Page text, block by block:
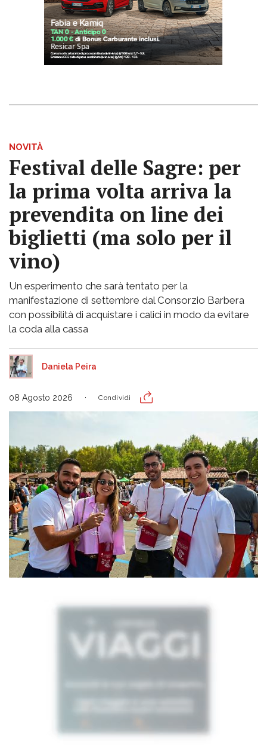
NOVITÀ
Festival delle Sagre: per
la prima volta arriva la
prevendita on line dei
biglietti (ma solo per il
vino)
Un esperimento che sarà tentato per la
manifestazione di settembre dal Consorzio Barbera
con possibilità di acquistare i calici in modo da evitare
la coda alla cassa
Daniela Peira
08 Agosto 2026 Condividi